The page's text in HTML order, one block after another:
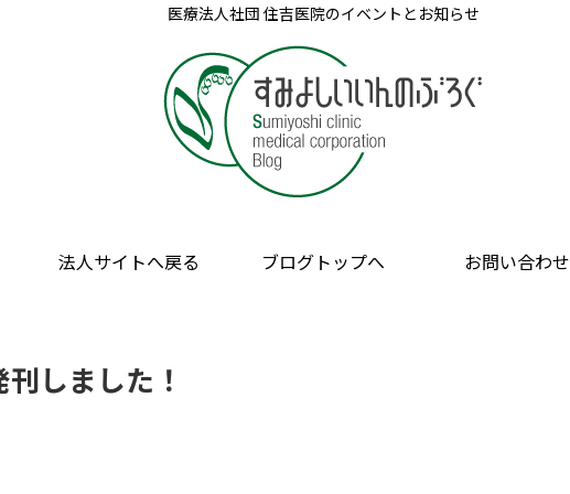
医療法人社団 住吉医院のイベントとお知らせ
法人サイトへ戻る ブログトップへ お問い合わせ
しました！